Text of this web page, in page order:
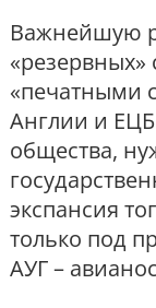
Важнейшую
«резервных»
«печатными
Англии и
общества,
экспансия
только под
АУГ –